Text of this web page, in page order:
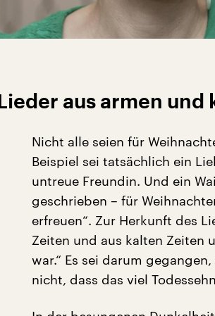
Lieder aus armen und
Nicht alle seien für
Beispiel sei tatsächlich ein
untreue Freundin. Und ein
geschrieben – für
erfreuen“. Zur Herkunft des
Zeiten und aus kalten Zeiten
war.“ Es sei darum
nicht, dass das viel